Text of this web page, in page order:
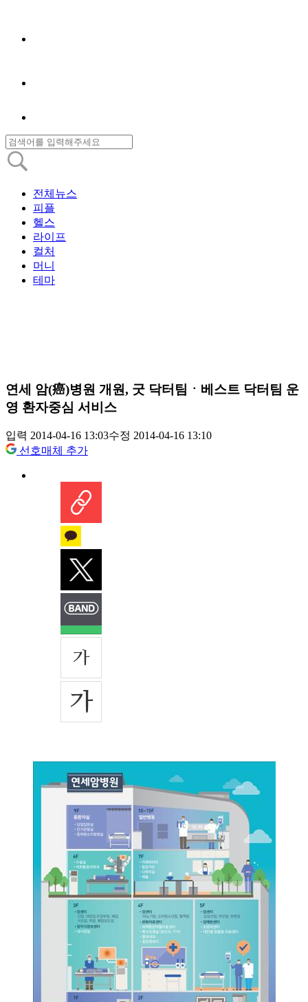
전체뉴스
피플
헬스
라이프
컬처
머니
테마
연세 암(癌)병원 개원, 굿 닥터팀ㆍ베스트 닥터팀 운
영 환자중심 서비스
입력 2014-04-16 13:03수정 2014-04-16 13:10
선호매체 추가